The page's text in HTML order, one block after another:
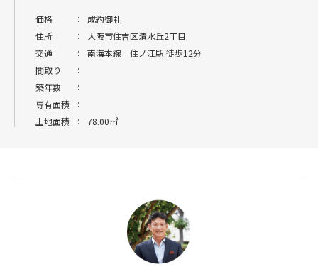
価格 ：
成約御礼
住所
：
大阪市住吉区清水丘2丁目
交通
：
南海本線 住ノ江駅 徒歩12分
間取り
：
築年数
：
専有面積
：
土地面積
： 78.00㎡